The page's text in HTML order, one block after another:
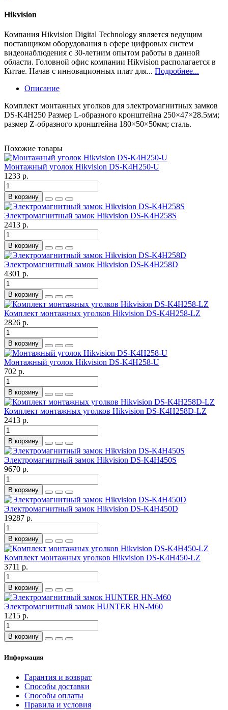
Hikvision
Компания Hikvision Digital Technology является ведущим
поставщиком оборудования в сфере цифровых систем
видеонаблюдения с 30-летним опытом работы в данной
области. Головной офис компании Hikvision располагается в
Китае. Начав с инновационных плат для... Подробнее...
Описание
Комплект монтажных уголков для электромагнитных замков
DS-K4H250 Размер L-образного кронштейна 250×47×28.5мм;
размер Z-образного кронштейна 180×50×50мм; сталь.
Похожие товары
Монтажный уголок Hikvision DS-K4H250-U
1233 р.
В корзину
Электромагнитный замок Hikvision DS-K4H258S
2413 р.
В корзину
Электромагнитный замок Hikvision DS-K4H258D
4301 р.
В корзину
Комплект монтажных уголков Hikvision DS-K4H258-LZ
2826 р.
В корзину
Монтажный уголок Hikvision DS-K4H258-U
702 р.
В корзину
Комплект монтажных уголков Hikvision DS-K4H258D-LZ
2413 р.
В корзину
Электромагнитный замок Hikvision DS-K4H450S
9670 р.
В корзину
Электромагнитный замок Hikvision DS-K4H450D
19287 р.
В корзину
Комплект монтажных уголков Hikvision DS-K4H450-LZ
3711 р.
В корзину
Электромагнитный замок HUNTER HN-M60
1215 р.
В корзину
Информация
Гарантия и возврат
Способы доставки
Способы оплаты
Правила и условия